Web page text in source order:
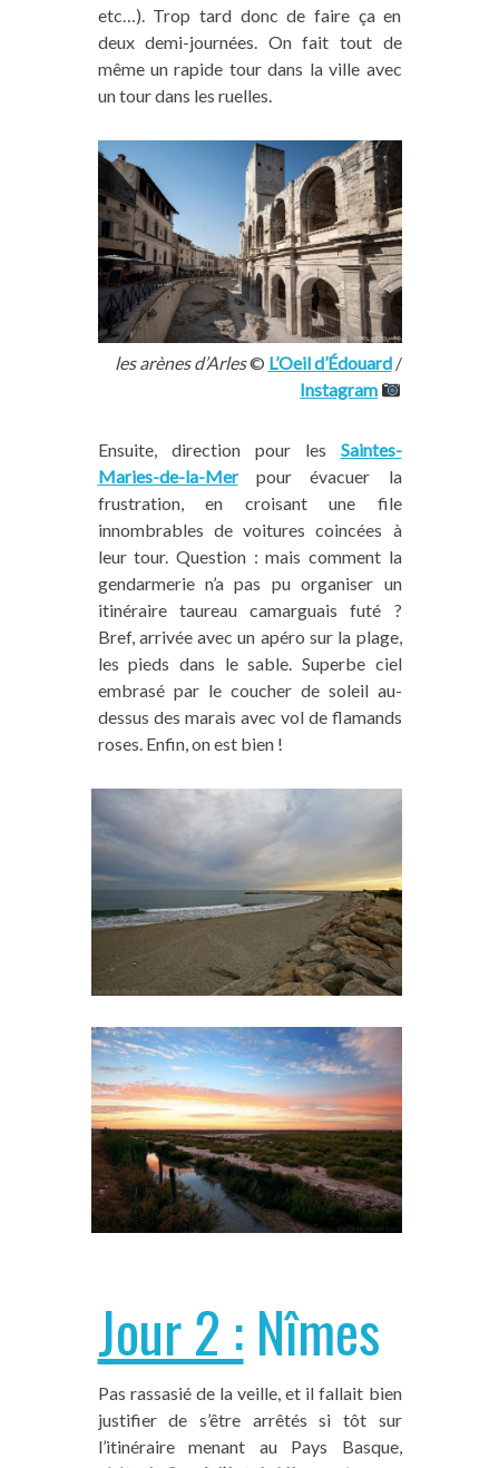
etc…). Trop tard donc de faire ça en
deux demi-journées. On fait tout de
même un rapide tour dans la ville avec
un tour dans les ruelles.
les arènes d’Arles© L’Oeil d’Édouard/
Instagram
Ensuite, direction pour les Saintes-
Maries-de-la-Merpour évacuer la
frustration, en croisant une file
innombrables de voitures coincées à
leur tour. Question : mais comment la
gendarmerie n’a pas pu organiser un
itinéraire taureau camarguais futé ?
Bref, arrivée avec un apéro sur la plage,
les pieds dans le sable. Superbe ciel
embrasé par le coucher de soleil au-
dessus des marais avec vol de flamands
roses. Enfin, on est bien !
Jour 2 : Nîmes
Pas rassasié de la veille, et il fallait bien
justifier de s’être arrêtés si tôt sur
l’itinéraire menant au Pays Basque,